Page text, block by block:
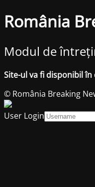
România
Modul de
Site-ul va fi disponibil
© România Breaking
User Login